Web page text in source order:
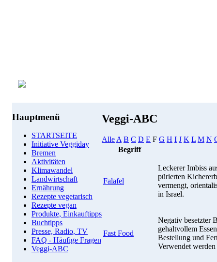
Hauptmenü
STARTSEITE
Initiative Veggiday
Bremen
Aktivitäten
Klimawandel
Landwirtschaft
Ernährung
Rezepte vegetarisch
Rezepte vegan
Produkte, Einkauftipps
Buchtipps
Presse, Radio, TV
FAQ - Häufige Fragen
Veggi-ABC
Veggi-ABC
Alle A B C D E F G H I J K L M N
Begriff
Falafel
Leckerer Imbiss
pürierten
vermengt,
in Israel.
Fast Food
Negativ besetzter
gehaltvollem
Bestellung und
Verwendet